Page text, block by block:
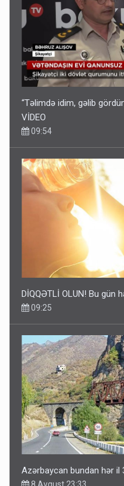
“Təlimdə idim, gəlib
VİDEO
09:54
DİQQƏTLİ OLUN! Bu gün
09:25
Azərbaycan bundan hər il